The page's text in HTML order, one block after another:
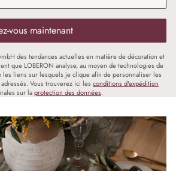
vous maintenant
des tendances actuelles en matière de décoration et
que LOBERON analyse, au moyen de technologies de
liens sur lesquels je clique afin de personnaliser les
Vous trouverez ici les conditions d'expédition
sur laprotection des données.